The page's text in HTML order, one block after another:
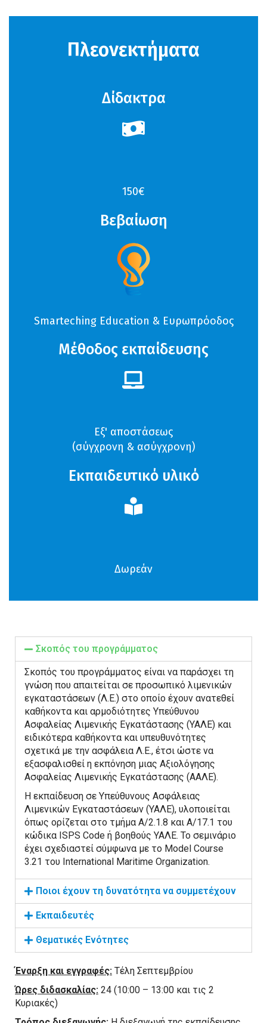
Πλεονεκτήματα
Δίδακτρα
150€
Βεβαίωση
Smarteching Education & Ευρωπρόοδος
Μέθοδος εκπαίδευσης
Εξ' αποστάσεως
(σύγχρονη & ασύγχρονη)
Εκπαιδευτικό υλικό
Δωρεάν
Σκοπός του προγράμματος
Σκοπός του προγράμματος είναι να παράσχει τη
γνώση που απαιτείται σε προσωπικό λιμενικών
εγκαταστάσεων (Λ.Ε.) στο οποίο έχουν ανατεθεί
καθήκοντα και αρμοδιότητες Υπεύθυνου
Ασφαλείας Λιμενικής Εγκατάστασης (ΥΑΛΕ) και
ειδικότερα καθήκοντα και υπευθυνότητες
σχετικά με την ασφάλεια Λ.Ε., έτσι ώστε να
εξασφαλισθεί η εκπόνηση μιας Αξιολόγησης
Ασφαλείας Λιμενικής Εγκατάστασης (ΑΑΛΕ).
Η εκπαίδευση σε Υπεύθυνους Ασφάλειας
Λιμενικών Εγκαταστάσεων (ΥΑΛΕ), υλοποιείται
όπως ορίζεται στο τμήμα A/2.1.8 και A/17.1 του
κώδικα ISPS Code ή βοηθούς ΥΑΛΕ. Το σεμινάριο
έχει σχεδιαστεί σύμφωνα με το Model Course
3.21 του International Maritime Organization.
Ποιοι έχουν τη δυνατότητα να συμμετέχουν
Εκπαιδευτές
Θεματικές Ενότητες
Έναρξη και εγγραφές: Τέλη Σεπτεμβρίου
Ώρες διδασκαλίας: 24 (10:00 – 13:00 και τις 2
Κυριακές)